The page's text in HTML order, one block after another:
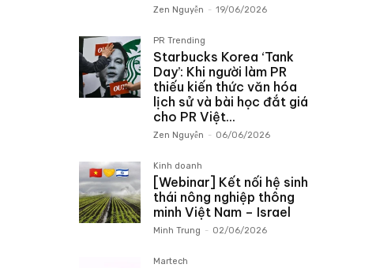
Zen Nguyễn - 19/06/2026
PR Trending
Starbucks Korea ‘Tank
Day’: Khi người làm PR
thiếu kiến thức văn hóa
lịch sử và bài học đắt giá
cho PR Việt...
Zen Nguyễn - 06/06/2026
Kinh doanh
[Webinar] Kết nối hệ sinh
thái nông nghiệp thông
minh Việt Nam – Israel
Minh Trung - 02/06/2026
Martech